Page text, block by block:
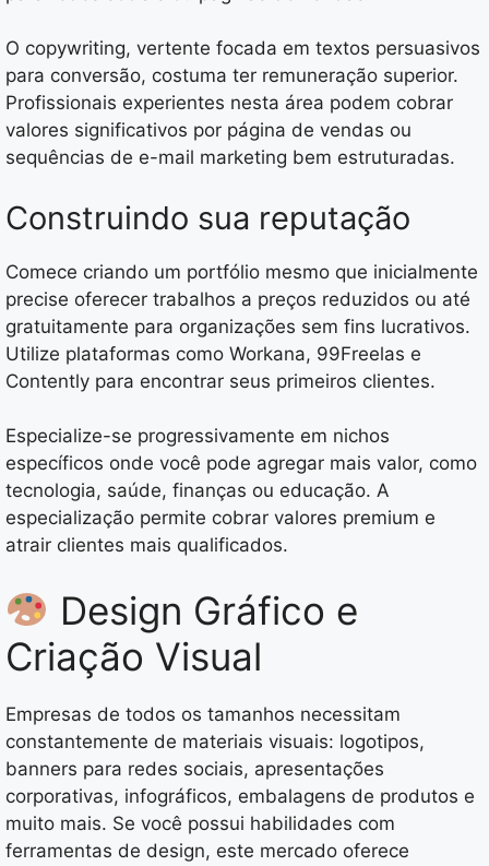
O copywriting, vertente focada em textos persuasivos
para conversão, costuma ter remuneração superior.
Profissionais experientes nesta área podem cobrar
valores significativos por página de vendas ou
sequências de e-mail marketing bem estruturadas.
Construindo sua reputação
Comece criando um portfólio mesmo que inicialmente
precise oferecer trabalhos a preços reduzidos ou até
gratuitamente para organizações sem fins lucrativos.
Utilize plataformas como Workana, 99Freelas e
Contently para encontrar seus primeiros clientes.
Especialize-se progressivamente em nichos
específicos onde você pode agregar mais valor, como
tecnologia, saúde, finanças ou educação. A
especialização permite cobrar valores premium e
atrair clientes mais qualificados.
Design Gráfico e
Criação Visual
Empresas de todos os tamanhos necessitam
constantemente de materiais visuais: logotipos,
banners para redes sociais, apresentações
corporativas, infográficos, embalagens de produtos e
muito mais. Se você possui habilidades com
ferramentas de design, este mercado oferece